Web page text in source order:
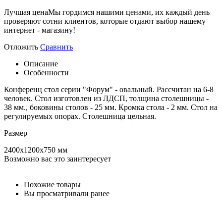
Лучшая ценаМы гордимся нашими ценами, их каждый день
проверяют сотни клиентов, которые отдают выбор нашему
интернет - магазину!
Отложить Сравнить
Описание
Особенности
Конференц стол серии "Форум" - овальный. Рассчитан на 6-8
человек. Стол изготовлен из ЛДСП, толщина столешницы -
38 мм., боковины столов - 25 мм. Кромка стола - 2 мм. Стол на
регулируемых опорах. Столешница цельная.
Размер
2400x1200x750 мм
Возможно вас это заинтересует
Похожие товары
Вы просматривали ранее